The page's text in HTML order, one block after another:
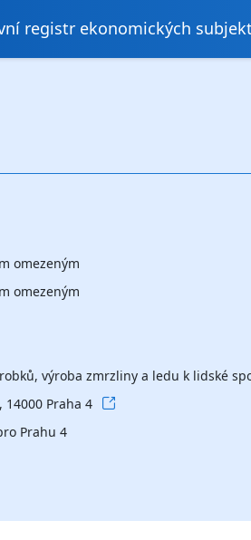
registr ekonomických
omezeným
omezeným
výroba zmrzliny a ledu k lidské
Praha 4
Prahu 4